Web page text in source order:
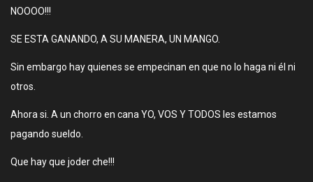
NOOOO!!!
SE ESTA GANANDO, A SU MANERA, UN MANGO.
Sin embargo hay quienes se empecinan en que no lo haga ni él ni
otros.
Ahora si. A un chorro en cana YO, VOS Y TODOS les estamos
pagando sueldo.
Que hay que joder che!!!